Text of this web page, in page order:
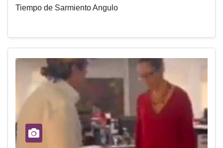
Tiempo de Sarmiento Angulo